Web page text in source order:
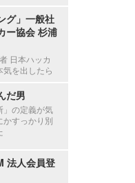
グ」一般社
ー協会 杉浦
日本ハッカ
気を出したら
だ男
」の定義が気
かすっかり別
法人会員登